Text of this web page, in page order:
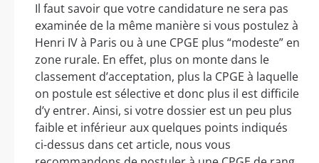
Il faut savoir que votre candidature ne sera pas
examinée de la même manière si vous postulez à
Henri IV à Paris ou à une CPGE plus “modeste” en
zone rurale. En effet, plus on monte dans le
classement d’acceptation, plus la CPGE à laquelle
on postule est sélective et donc plus il est difficile
d’y entrer. Ainsi, si votre dossier est un peu plus
faible et inférieur aux quelques points indiqués
ci-dessus dans cet article, nous vous